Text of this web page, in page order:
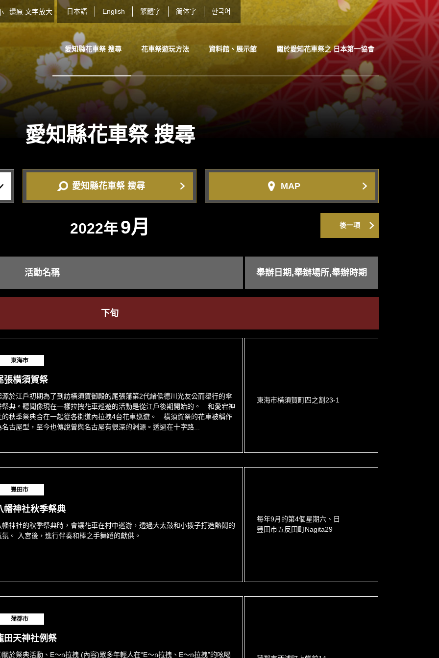
還原 文字放大 日本語 English 繁體字 简体字 한국어
愛知縣花車祭 搜尋 花車祭遊玩方法 資料館、展示館 關於愛知花車祭之 日本第一協會
愛知縣花車祭搜尋
愛知縣花車祭 搜尋 MAP
後一項
2022年9月
活動名稱 舉辦日期,舉辦場所,舉辦時期
下旬
東海市
張橫須賀祭
源於江戶初期為了到訪橫須賀御殿的尾張藩第2代諸侯德川光友公而舉行的傘
祭典。聽聞像現在一樣拉拽花車巡遊的活動是從江戶後期開始的。 和愛宕神
的秋季祭典合在一起從各街道內拉拽4台花車巡遊。 橫須賀祭的花車被稱作
名古屋型，至今也傳說曾與名古屋有很深的淵源。透過在十字路...
東海市橫須賀町四之割23-1
豐田市
幡神社秋季祭典
幡神社的秋季祭典時，會讓花車在村中巡游，透過大太鼓和小拨子打造熱鬧的
氛。 入宮後，進行伴奏和棒之手舞蹈的獻供。
每年9月的第4個星期六、日
豐田市五反田町Nagita29
蒲郡市
田天神社例祭
於祭典活動、E～n拉拽 (內容)眾多年輕人在“E～n拉拽、E～n拉拽”的吆喝